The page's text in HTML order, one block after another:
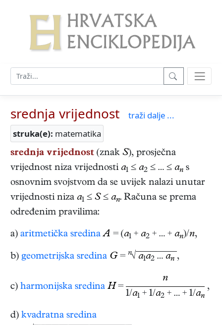
srednja vrijednost
traži dalje ...
struka(e): matematika
srednja vrijednost (znak S), prosječna
vrijednost niza vrijednosti a1 ≤ a2 ≤ … ≤ an s
osnovnim svojstvom da se uvijek nalazi unutar
vrijednosti niza a1 ≤ S≤ an. Računa se prema
određenim pravilima:
a) aritmetička sredina A = (a1 + a2 + … + an)/n,
b) geometrijska sredina G = n√ a1a2… an ,
c) harmonijska sredina H =
n
1/a1 + 1/a2 + … + 1/an
,
d) kvadratna sredina